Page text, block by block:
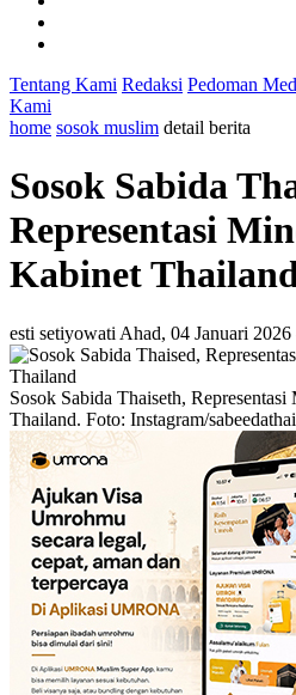
Tentang Kami Redaksi Pedoman
Kami
home sosok muslim detail berita
Sosok Sabida
Representasi
Kabinet
esti setiyowati Ahad, 04 Januari
Sosok Sabida Thaiseth,
Thailand. Foto: Instagram/